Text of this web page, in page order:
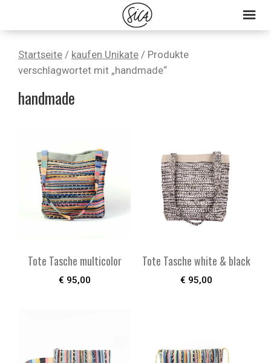
navigation
content
sidebar
Startseite / kaufen Unikate / Produkte
verschlagwortet mit „handmade“
handmade
Tote Tasche multicolor
€ 95,00
Tote Tasche white & black
€ 95,00